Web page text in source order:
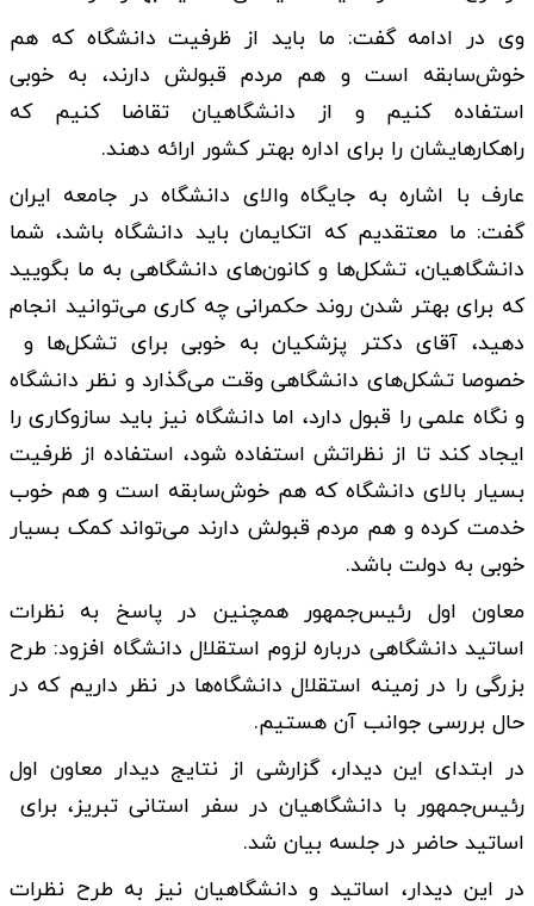
وی در ادامه گفت: ما باید از ظرفیت دانشگاه که هم
خوش‌سابقه است و هم مردم قبولش دارند، به خوبی
استفاده کنیم و از دانشگاهیان تقاضا کنیم که
راهکارهایشان را برای اداره بهتر کشور ارائه دهند.
عارف با اشاره به جایگاه والای دانشگاه در جامعه ایران
گفت:‌ ما معتقدیم که اتکایمان باید دانشگاه باشد، شما
دانشگاهیان، تشکل‌ها و کانون‌های دانشگاهی به ما بگویید
که برای بهتر شدن روند حکمرانی چه کاری می‌توانید انجام
دهید، آقای دکتر پزشکیان به خوبی برای تشکل‌ها و
خصوصا تشکل‌های دانشگاهی وقت می‌گذارد و نظر دانشگاه
و نگاه علمی را قبول دارد، اما دانشگاه نیز باید سازوکاری را
ایجاد کند تا از نظراتش استفاده شود، استفاده از ظرفیت
بسیار بالای دانشگاه که هم خوش‌سابقه است و هم خوب
خدمت کرده و هم مردم قبولش دارند می‌تواند کمک بسیار
خوبی به دولت باشد.‌
معاون اول رئیس‌جمهور همچنین در پاسخ به نظرات
اساتید دانشگاهی درباره لزوم استقلال دانشگاه افزود: طرح
بزرگی را در زمینه استقلال دانشگاه‌ها در نظر داریم که در
حال بررسی جوانب آن هستیم.
در ابتدای این دیدار، گزارشی از نتایج دیدار معاون اول
رئیس‌جمهور با دانشگاهیان در سفر استانی تبریز، برای
اساتید حاضر در جلسه بیان شد.
در این دیدار، اساتید و دانشگاهیان نیز به طرح نظرات